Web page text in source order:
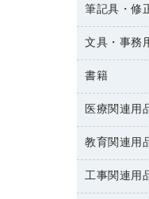
ティッ
ダスト
タオル
スリッ
スポー
ゴミ袋
キッチ
懐中電
ＯＡタ
その他
伝票
典礼用
帳簿
額縁
各種用
ルーズリ
名刺整
板目表
背幅が
統一伝
収納保存
レター
リング
筆記具・修
万年筆
消しゴ
修正液
修正テー
鉛筆
文具・事務
輪ゴム
両面テー
名札
保管・
壁面／
書籍
雑誌
パソコ
医療関連用
保健用
使い捨
感染症
教育関連用
教育関連
工事関連用